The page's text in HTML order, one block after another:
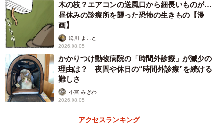
木の枝？エアコンの送風口から細長いものが…
昼休みの診療所を襲った恐怖の生きもの【漫
画】
海川 まこと
2026.08.05
かかりつけ動物病院の「時間外診療」が減少の
理由は？ 夜間や休日の“時間外診療”を続ける
難しさ
小宮 みぎわ
2026.08.05
アクセスランキング